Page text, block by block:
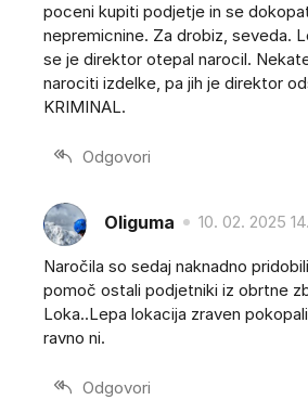
poceni kupiti podjetje in se
nepremicnine. Za drobiz, seveda.
se je direktor otepal narocil.
narociti izdelke, pa jih je direktor
KRIMINAL.
Odgovori
Oliguma 10. 02. 2025
Naročila so sedaj naknadno
pomoč ostali podjetniki iz obrtne
Loka..Lepa lokacija zraven
ravno ni.
Odgovori